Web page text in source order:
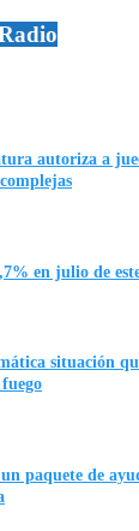
autoriza a
en julio de
situación
paquete de